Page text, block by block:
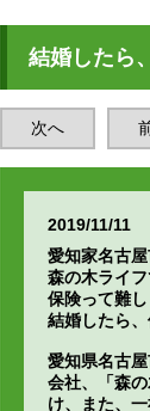
結婚したら
次へ
2019/11/11
愛知家名古
森の木ライ
保険って難
結婚したら
愛知県名古
会社、「森
け、また、